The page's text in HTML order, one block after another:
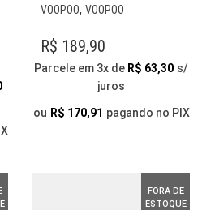
VARIANTES.
OPÇÕES
PODEM
ESCOLHIDAS
PRODUTO
VOOPOO, VOOPOO
AS
DO
R$ 189,90
Parcele em 3x de R$ 63,30 s/
juros
ou R$ 170,91 pagando no PIX
FORA DE
ESTOQUE